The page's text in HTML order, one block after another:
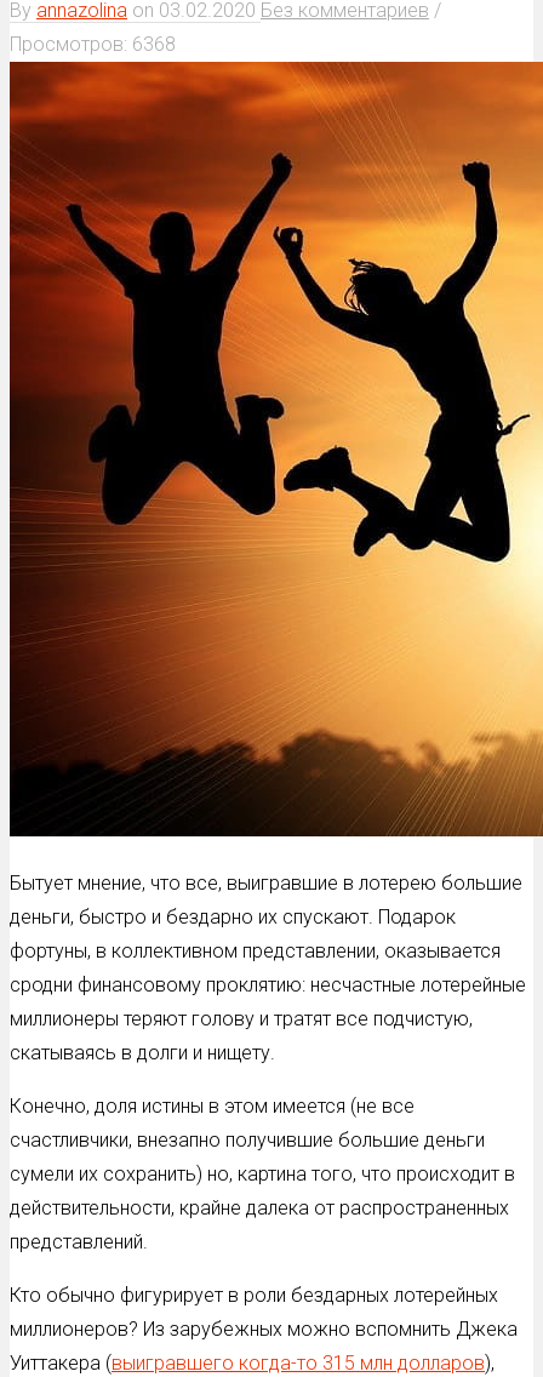
By annazolina on 03.02.2020 Без комментариев /
Просмотров: 6368
Бытует мнение, что все, выигравшие в лотерею большие
деньги, быстро и бездарно их спускают. Подарок
фортуны, в коллективном представлении, оказывается
сродни финансовому проклятию: несчастные лотерейные
миллионеры теряют голову и тратят все подчистую,
скатываясь в долги и нищету.
Конечно, доля истины в этом имеется (не все
счастливчики, внезапно получившие большие деньги
сумели их сохранить) но, картина того, что происходит в
действительности, крайне далека от распространенных
представлений.
Кто обычно фигурирует в роли бездарных лотерейных
миллионеров? Из зарубежных можно вспомнить Джека
Уиттакера (выигравшего когда-то 315 млн долларов),